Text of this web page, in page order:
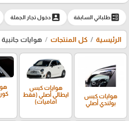
ballotطلباتي السابقة account_boxدخول تجار الجملة
الرئيسية كل المنتجات هوايات
هوايات كبس
بولندي أصلي
هوايات كبس
ايطالي أصلي (فقط
اماميات)